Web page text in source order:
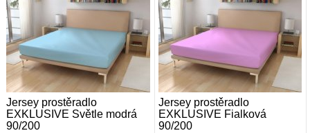
Jersey prostěradlo
EXKLUSIVE Světle modrá
90/200
Jersey prostěradlo
EXKLUSIVE Fialková
90/200